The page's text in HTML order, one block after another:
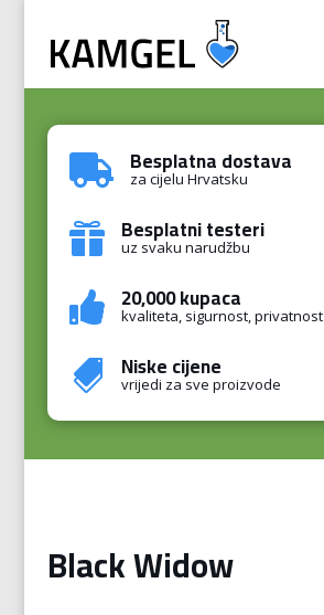
 Besplatna dostava
za cijelu Hrvatsku
 Besplatni testeri
uz svaku narudžbu
 20,000 kupaca
kvaliteta, sigurnost, privatnost
 Niske cijene
vrijedi za sve proizvode
Black Widow